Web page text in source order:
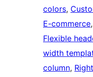
colors,
E-commerce,
Flexible
width
column,